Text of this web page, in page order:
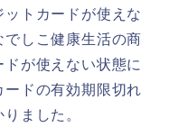
トカードが使えな
しこ健康生活の商
が使えない状態に
ドの有効期限切れ
ました。